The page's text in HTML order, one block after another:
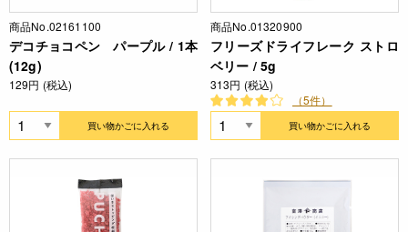
商品No.02161100
デコチョコペン パープル / 1本
(12g)
129円 (税込)
買い物かごに入れる
商品No.01320900
フリーズドライフレーク ストロ
ベリー / 5g
313円 (税込)
（5件）
買い物かごに入れる